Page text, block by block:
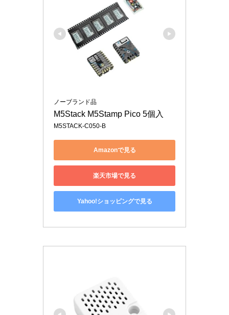
ノーブランド品
M5Stack M5Stamp Pico 5個入
M5STACK-C050-B
Amazonで見る
楽天市場で見る
Yahoo!ショッピングで見る